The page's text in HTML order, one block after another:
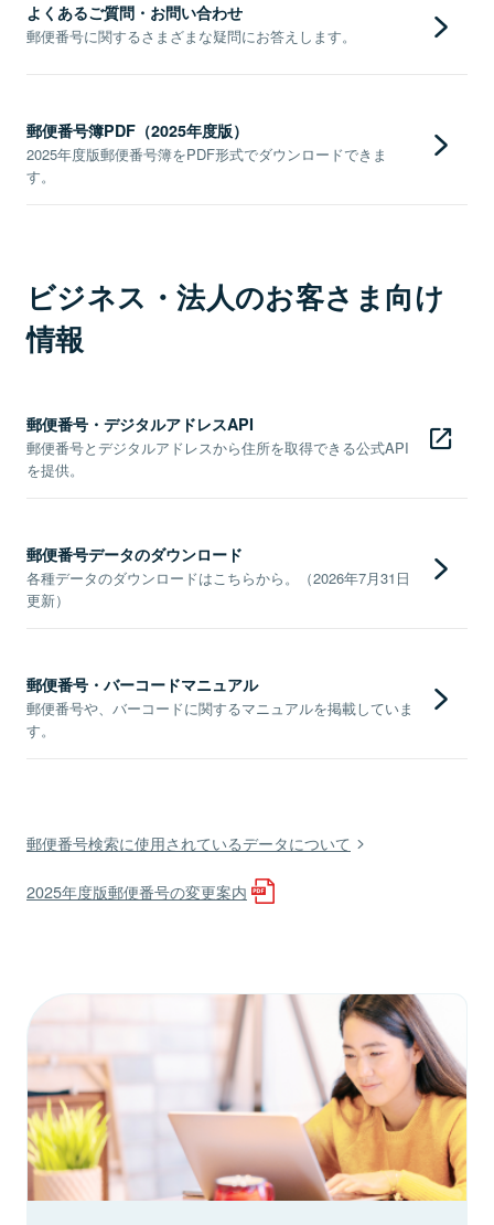
よくあるご質問・お問い合わせ
郵便番号に関するさまざまな疑問にお答えします。
郵便番号簿PDF（2025年度版）
2025年度版郵便番号簿をPDF形式でダウンロードできま
す。
ビジネス・法人のお客さま向け
情報
郵便番号・デジタルアドレスAPI
郵便番号とデジタルアドレスから住所を取得できる公式API
を提供。
郵便番号データのダウンロード
各種データのダウンロードはこちらから。（2026年7月31日
更新）
郵便番号・バーコードマニュアル
郵便番号や、バーコードに関するマニュアルを掲載していま
す。
郵便番号検索に使用されているデータについて
2025年度版郵便番号の変更案内